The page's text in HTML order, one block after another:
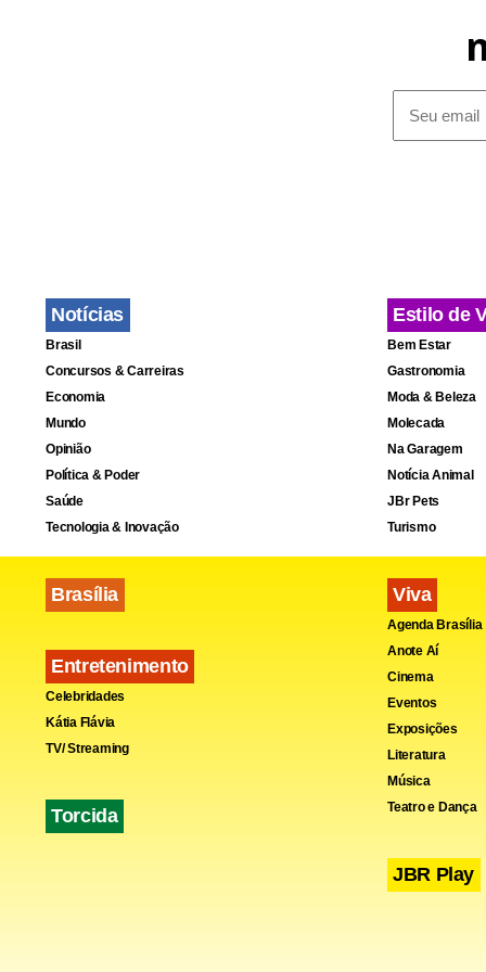
À época,
terem sido
A morte de
contra
combate a
Nacional de
Desde
infância
Maio
A história
foi
Laranja em
milhares de
algum
vítimas de
Notícias
Brasil
Concursos & Carreiras
Economia
Mundo
Opinião
Política & Poder
Saúde
Tecnologia & Inovação
Brasília
Entretenimento
Celebridades
Kátia Flávia
TV/ Streaming
Torcida
Estilo de
Bem Estar
Gastronomia
Moda & Beleza
Molecada
Na Garagem
Notícia Animal
JBr Pets
Turismo
Viva
Agenda Brasília
Anote Aí
Cinema
Eventos
Exposições
Literatura
Música
Teatro e Dança
JBR Play